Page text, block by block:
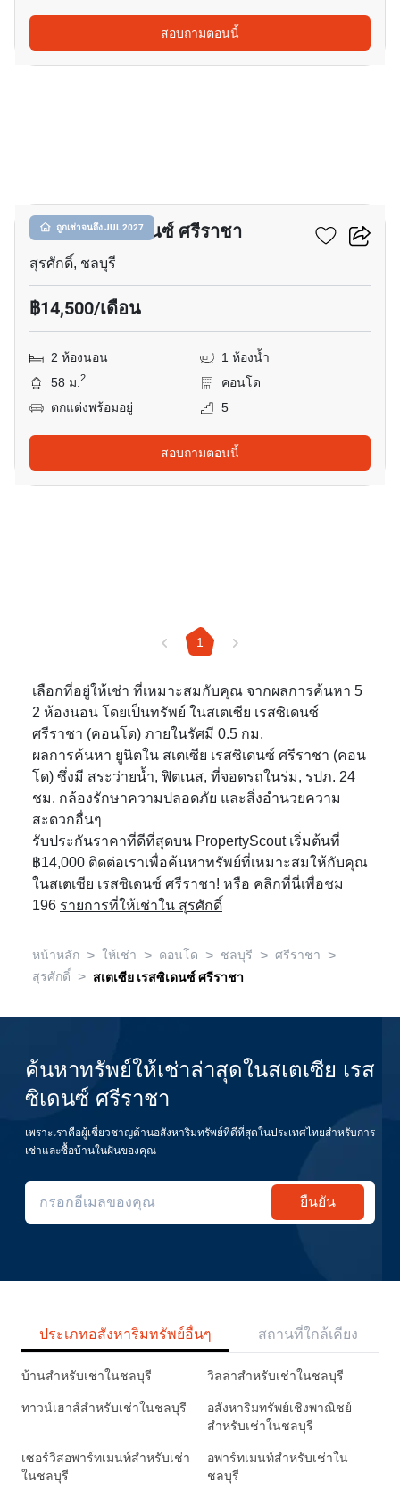
สอบถามตอนนี้
ถูกเช่าจนถึง JUL 2027
สเตเซีย เรสซิเดนซ์ ศรีราชา
สุรศักดิ์, ชลบุรี
฿14,500/เดือน
2 ห้องนอน
1 ห้องน้ำ
58 ม.2
คอนโด
ตกแต่งพร้อมอยู่
5
สอบถามตอนนี้
1
เลือกที่อยู่ให้เช่า ที่เหมาะสมกับคุณ จากผลการค้นหา 5
2 ห้องนอน โดยเป็นทรัพย์ ในสเตเซีย เรสซิเดนซ์
ศรีราชา (คอนโด) ภายในรัศมี 0.5 กม.
ผลการค้นหา ยูนิตใน สเตเซีย เรสซิเดนซ์ ศรีราชา (คอน
โด) ซึ่งมี สระว่ายน้ำ, ฟิตเนส, ที่จอดรถในร่ม, รปภ. 24
ชม. กล้องรักษาความปลอดภัย และสิ่งอำนวยความ
สะดวกอื่นๆ
รับประกันราคาที่ดีที่สุดบน PropertyScout เริ่มต้นที่
฿14,000 ติดต่อเราเพื่อค้นหาทรัพย์ที่เหมาะสมให้กับคุณ
ในสเตเซีย เรสซิเดนซ์ ศรีราชา! หรือ คลิกที่นี่เพื่อชม
196 รายการที่ให้เช่าใน สุรศักดิ์
หน้าหลัก > ให้เช่า > คอนโด > ชลบุรี > ศรีราชา >
สุรศักดิ์ > สเตเซีย เรสซิเดนซ์ ศรีราชา
ค้นหาทรัพย์ให้เช่าล่าสุดในสเตเซีย เรส
ซิเดนซ์ ศรีราชา
เพราะเราคือผู้เชี่ยวชาญด้านอสังหาริมทรัพย์ที่ดีที่สุดในประเทศไทยสำหรับการ
เช่าและซื้อบ้านในฝันของคุณ
ยืนยัน
ประเภทอสังหาริมทรัพย์อื่นๆ สถานที่ใกล้เคียง
บ้านสำหรับเช่าในชลบุรี วิลล่าสำหรับเช่าในชลบุรี
ทาวน์เฮาส์สำหรับเช่าในชลบุรี
อสังหาริมทรัพย์เชิงพาณิชย์
สำหรับเช่าในชลบุรี
เซอร์วิสอพาร์ทเมนท์สำหรับเช่า
ในชลบุรี
อพาร์ทเมนท์สำหรับเช่าใน
ชลบุรี